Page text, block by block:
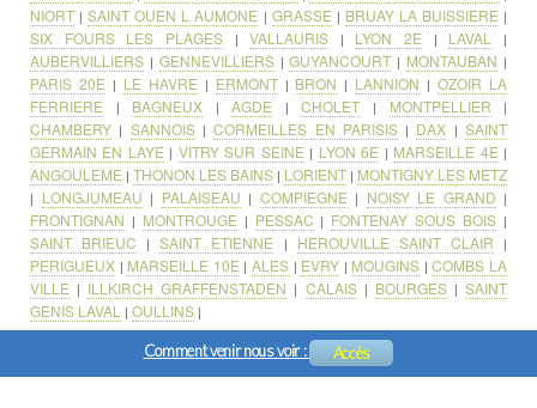
NIORT |SAINT OUEN L AUMONE | GRASSE | BRUAY LA BUISSIERE |
SIX FOURS LES PLAGES|VALLAURIS | LYON 2E | LAVAL |
AUBERVILLIERS | GENNEVILLIERS|GUYANCOURT | MONTAUBAN |
PARIS 20E | LE HAVRE | ERMONT| BRON | LANNION |OZOIR LA
FERRIERE | BAGNEUX |AGDE |CHOLET | MONTPELLIER |
CHAMBERY | SANNOIS|CORMEILLES EN PARISIS| DAX |SAINT
GERMAIN EN LAYE | VITRY SUR SEINE | LYON 6E | MARSEILLE 4E |
ANGOULEME | THONON LES BAINS | LORIENT | MONTIGNY LES METZ
| LONGJUMEAU | PALAISEAU | COMPIEGNE | NOISY LE GRAND |
FRONTIGNAN | MONTROUGE | PESSAC | FONTENAY SOUS BOIS |
SAINT BRIEUC |SAINT ETIENNE | HEROUVILLE SAINT CLAIR |
PERIGUEUX | MARSEILLE 10E | ALES| EVRY | MOUGINS |COMBS LA
VILLE | ILLKIRCH GRAFFENSTADEN | CALAIS| BOURGES|SAINT
GENIS LAVAL
| OULLINS |
Comment venir nous voir : Accès